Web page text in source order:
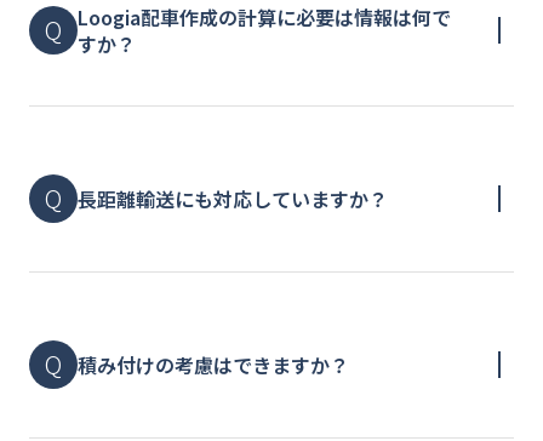
Loogia配車作成の計算に必要は情報は何で
すか？
長距離輸送にも対応していますか？
積み付けの考慮はできますか？